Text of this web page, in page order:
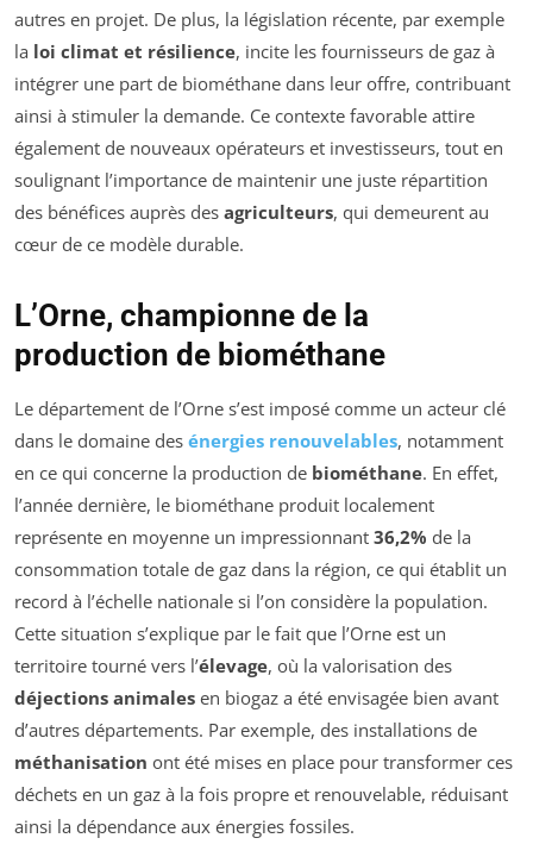
autres en projet. De plus, la législation récente, par exemple
la loi climat et résilience, incite les fournisseurs de gaz à
intégrer une part de biométhane dans leur offre, contribuant
ainsi à stimuler la demande. Ce contexte favorable attire
également de nouveaux opérateurs et investisseurs, tout en
soulignant l’importance de maintenir une juste répartition
des bénéfices auprès des agriculteurs, qui demeurent au
cœur de ce modèle durable.
L’Orne, championne de la
production de biométhane
Le département de l’Orne s’est imposé comme un acteur clé
dans le domaine des énergies renouvelables, notamment
en ce qui concerne la production de biométhane. En effet,
l’année dernière, le biométhane produit localement
représente en moyenne un impressionnant 36,2% de la
consommation totale de gaz dans la région, ce qui établit un
record à l’échelle nationale si l’on considère la population.
Cette situation s’explique par le fait que l’Orne est un
territoire tourné vers l’élevage, où la valorisation des
déjections animales en biogaz a été envisagée bien avant
d’autres départements. Par exemple, des installations de
méthanisation ont été mises en place pour transformer ces
déchets en un gaz à la fois propre et renouvelable, réduisant
ainsi la dépendance aux énergies fossiles.